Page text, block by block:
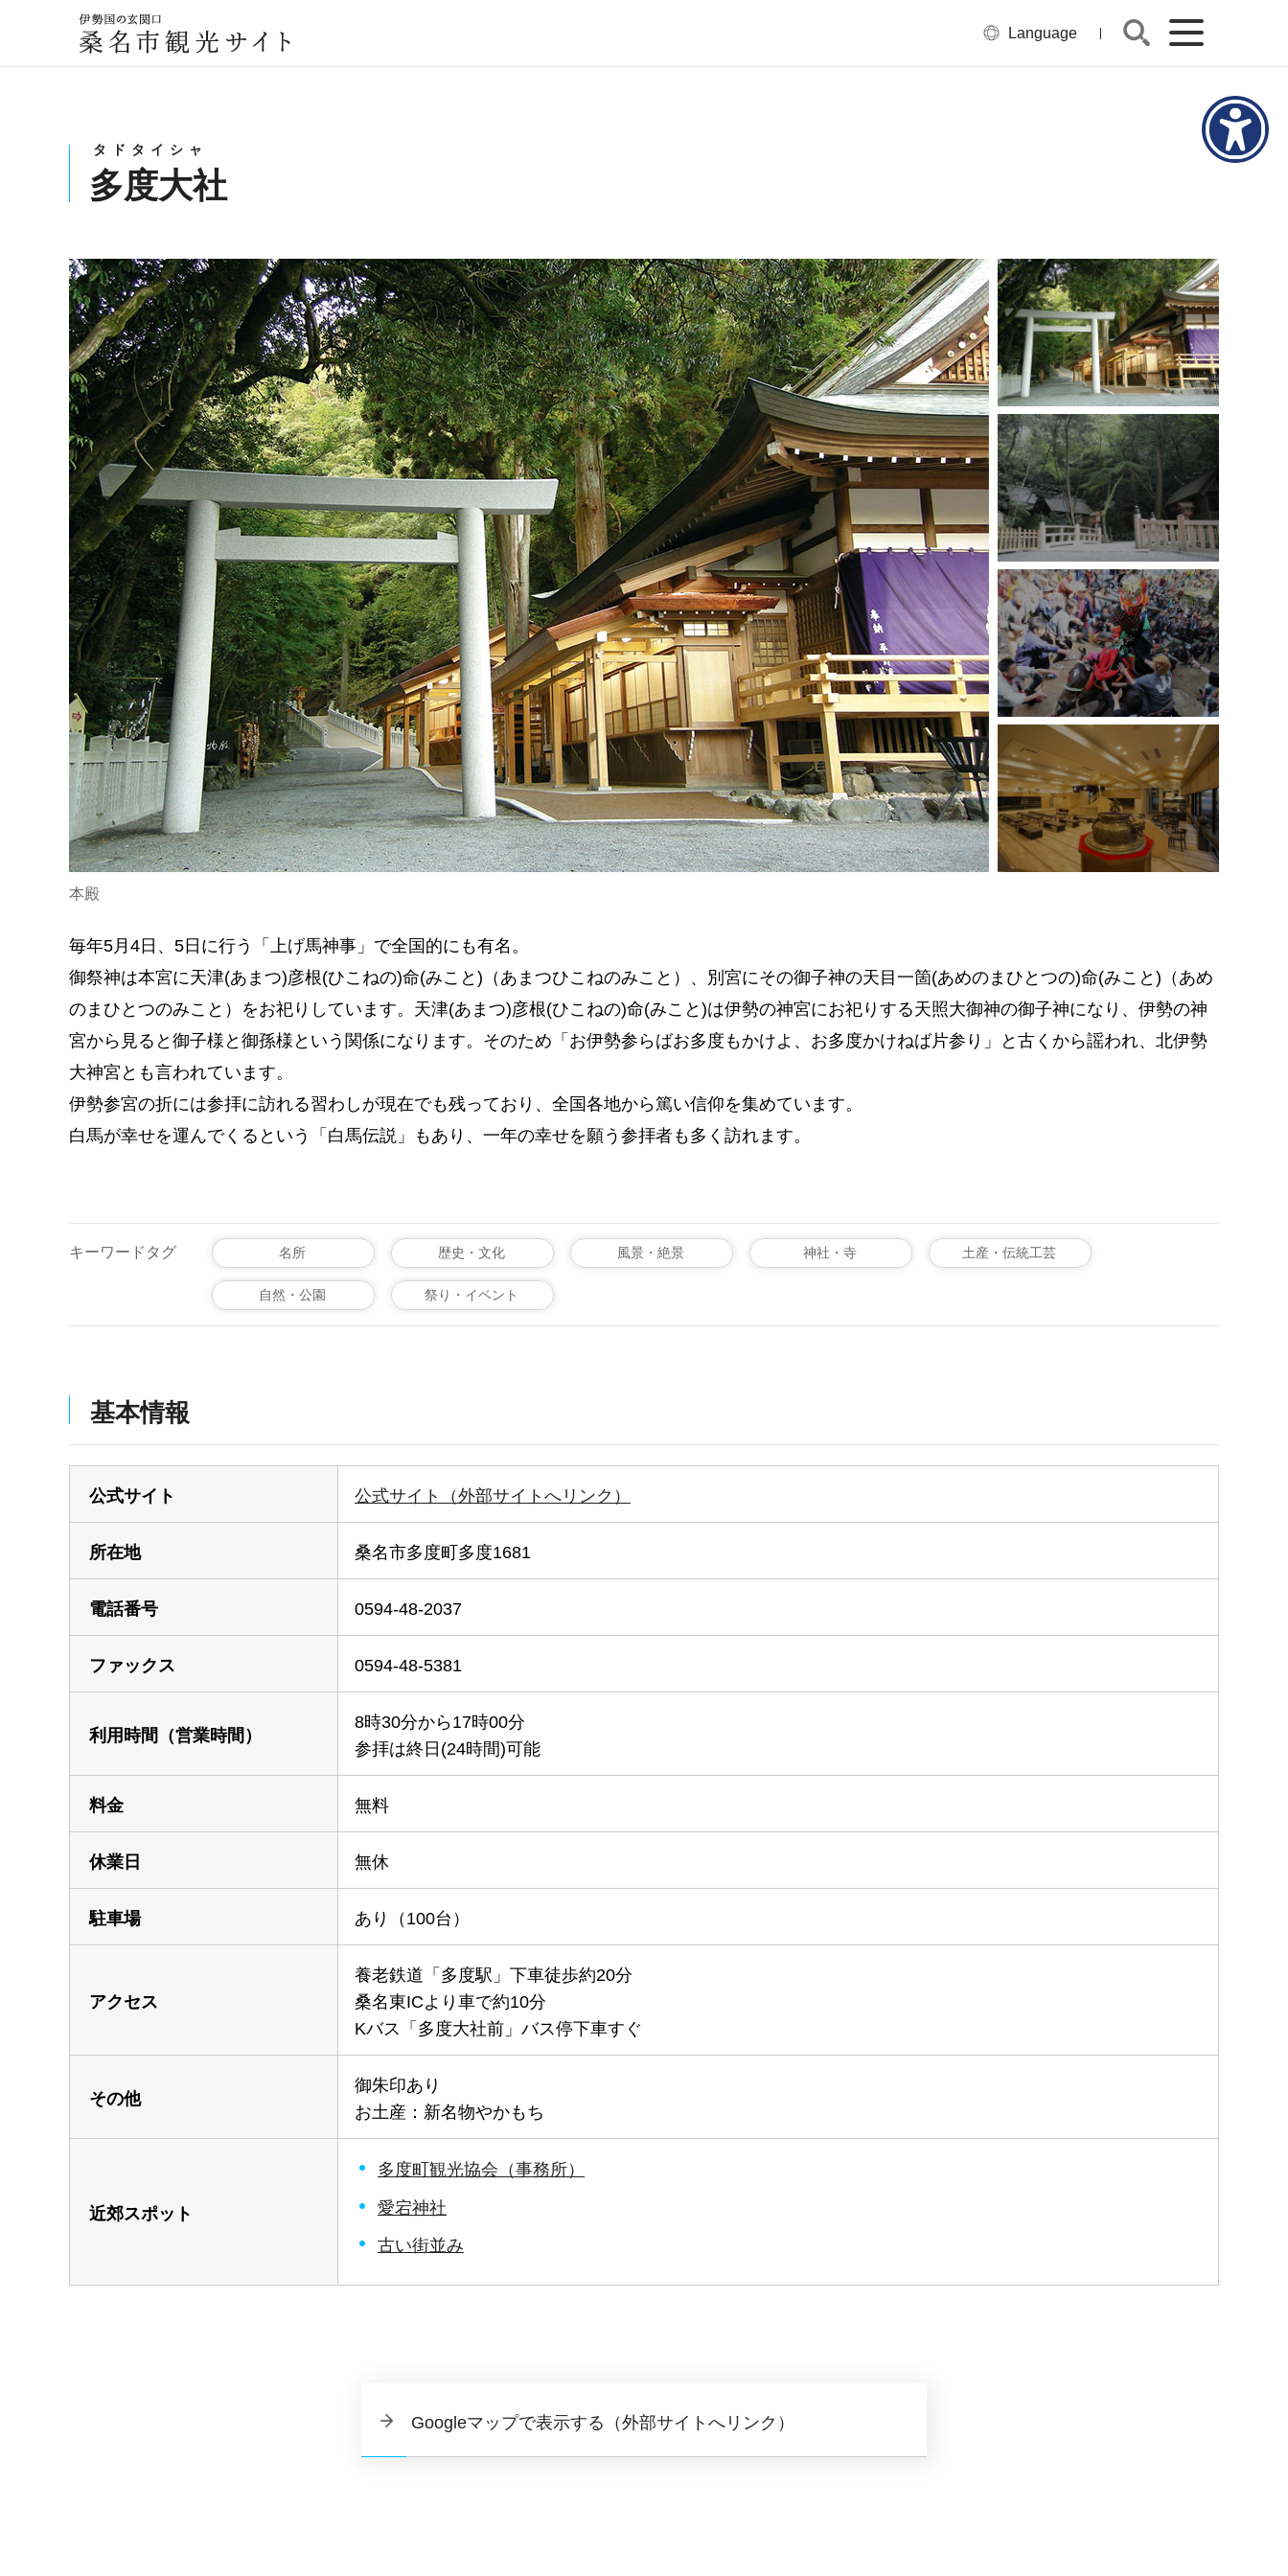
伊勢国の玄関口
桑名市観光サイト
Language
タドタイシャ
多度大社
本殿
毎年5月4日、5日に行う「上げ馬神事」で全国的にも有名。
御祭神は本宮に天津(あまつ)彦根(ひこねの)命(みこと)（あまつひこねのみこと）、別宮にその御子神の天目一箇(あめのまひとつの)命(みこと)（あめ
のまひとつのみこと）をお祀りしています。天津(あまつ)彦根(ひこねの)命(みこと)は伊勢の神宮にお祀りする天照大御神の御子神になり、伊勢の神
宮から見ると御子様と御孫様という関係になります。そのため「お伊勢参らばお多度もかけよ、お多度かけねば片参り」と古くから謡われ、北伊勢
大神宮とも言われています。
伊勢参宮の折には参拝に訪れる習わしが現在でも残っており、全国各地から篤い信仰を集めています。
白馬が幸せを運んでくるという「白馬伝説」もあり、一年の幸せを願う参拝者も多く訪れます。
キーワードタグ 名所 歴史・文化 風景・絶景 神社・寺 土産・伝統工芸
自然・公園 祭り・イベント
基本情報
公式サイト 公式サイト（外部サイトへリンク）
所在地 桑名市多度町多度1681
電話番号 0594-48-2037
ファックス 0594-48-5381
利用時間 （営業時間）
8時30分から17時00分
参拝は終日(24時間)可能
料金 無料
休業日 無休
駐車場 あり（100台）
アクセス
養老鉄道「多度駅」下車徒歩約20分
桑名東ICより車で約10分
Kバス「多度大社前」バス停下車すぐ
その他
御朱印あり
お土産：新名物やかもち
近郊スポット
多度町観光協会（事務所）
愛宕神社
古い街並み
Googleマップで表示する（外部サイトへリンク）